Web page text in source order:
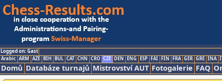
Logged on: Gast
Arabic ARM AZE BIH BUL CAT CHN CRO CZE DEN ENG ESP FAI FIN FRA GER GRE INA
Domů Databáze turnajů Mistrovství AUT Fotogalerie FAQ